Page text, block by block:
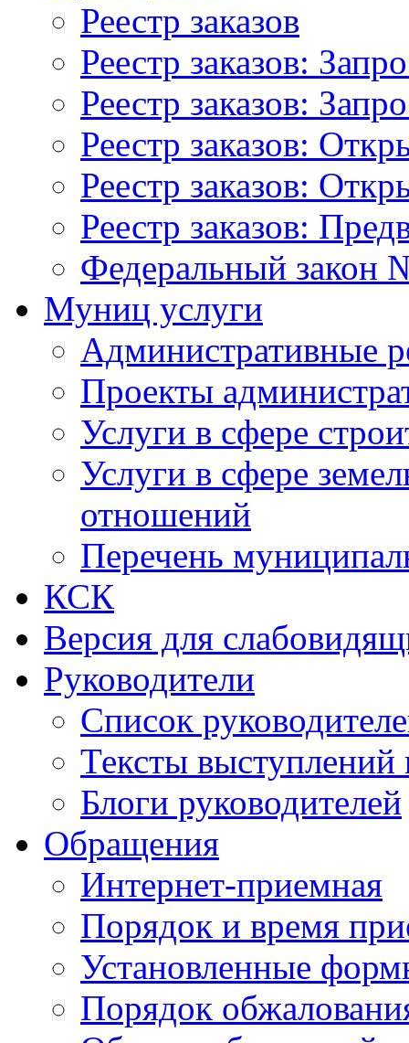
Реестр заказов
Реестр заказов:
Реестр заказов:
Реестр заказов:
Реестр заказов:
Реестр заказов:
Федеральный закон
Муниц услуги
Административные
Проекты
Услуги в сфере
Услуги в сфере
отношений
Перечень
КСК
Версия для
Руководители
Список
Тексты выступлений
Блоги руководителей
Обращения
Интернет-приемная
Порядок и время
Установленные
Порядок